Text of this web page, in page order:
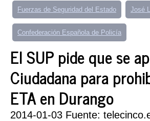
Fuerzas de Seguridad del Estado José
Confederación Española de Policía
El SUP pide que se
Ciudadana para
ETA en Durango
2014-01-03 Fuente: